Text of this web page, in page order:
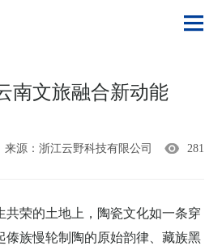
南文旅融合新动能
来源：浙江云野科技有限公司 281
共荣的土地上，陶瓷文化如一条穿
傣族慢轮制陶的原始韵律、藏族黑